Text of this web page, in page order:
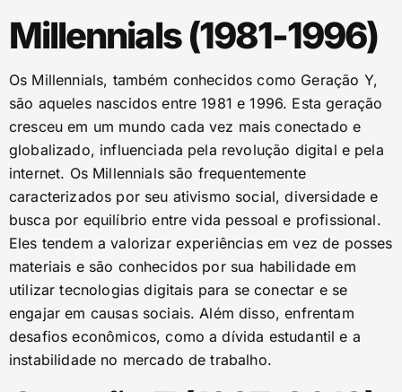
Millennials (1981-1996)
Os Millennials, também conhecidos como Geração Y,
são aqueles nascidos entre 1981 e 1996. Esta geração
cresceu em um mundo cada vez mais conectado e
globalizado, influenciada pela revolução digital e pela
internet. Os Millennials são frequentemente
caracterizados por seu ativismo social, diversidade e
busca por equilíbrio entre vida pessoal e profissional.
Eles tendem a valorizar experiências em vez de posses
materiais e são conhecidos por sua habilidade em
utilizar tecnologias digitais para se conectar e se
engajar em causas sociais. Além disso, enfrentam
desafios econômicos, como a dívida estudantil e a
instabilidade no mercado de trabalho.